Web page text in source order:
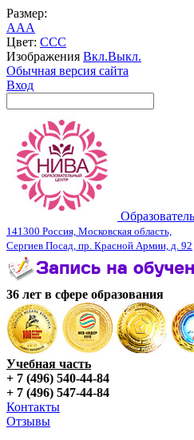
Размер:
AAA
Цвет: CCC
Изображения Вкл.Выкл.
Обычная версия сайта
Вход
141300 Россия, Московская область,
Сергиев Посад, пр. Красной Армии, д. 92
36 лет в сфере образования
Учебная часть
+ 7 (496) 540-44-84
+ 7 (496) 547-44-84
Контакты
Отзывы